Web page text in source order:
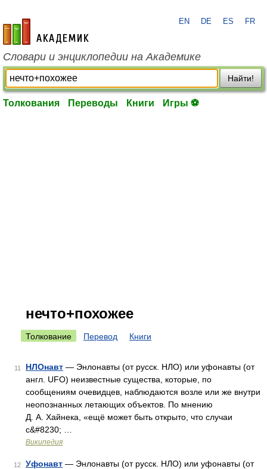
academic.ru
EN DE ES FR
Словари и энциклопедии на Академике
Найти!
Толкования Переводы Книги Игры ⚽
нечто+похожее
Толкование Перевод Книги
11 НЛОнавт — Энлонавты (от русск. НЛО) или уфонавты (от
англ. UFO) неизвестные существа, которые, по
сообщениям очевидцев, наблюдаются возле или же внутри
неопознанных летающих объектов. По мнению
Д. А. Хайнека, «ещё может быть открыто, что случаи
с&#8230; …
Википедия
12 Уфонавт — Энлонавты (от русск. НЛО) или уфонавты (от